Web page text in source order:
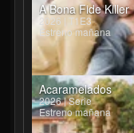
A Bona Fide Killer
2026 | T1E3
Estreno mañana
Acaramelados
2026 | Serie
Estreno mañana